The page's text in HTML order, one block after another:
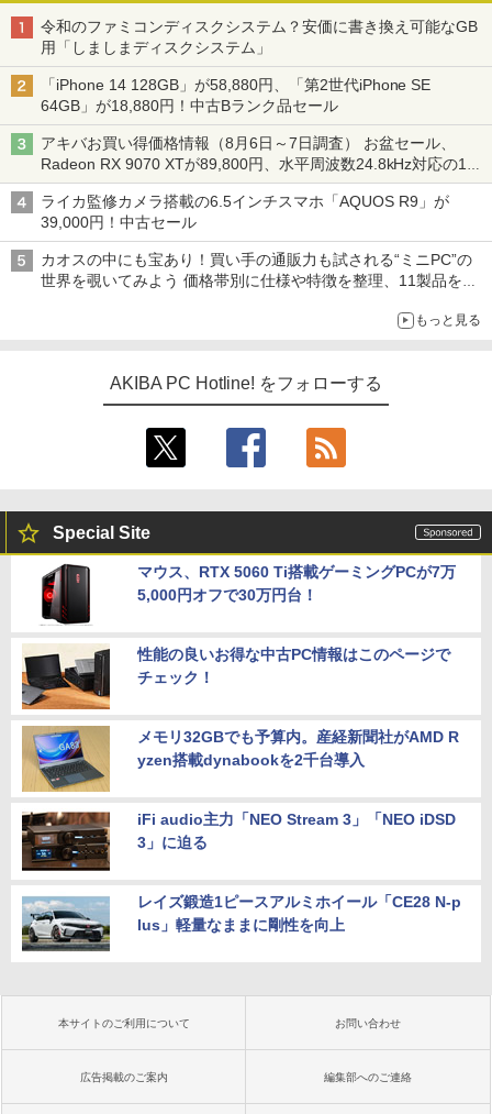
令和のファミコンディスクシステム？安価に書き換え可能なGB
用「しましまディスクシステム」
「iPhone 14 128GB」が58,880円、「第2世代iPhone SE
64GB」が18,880円！中古Bランク品セール
アキバお買い得価格情報（8月6日～7日調査） お盆セール、
Radeon RX 9070 XTが89,800円、水平周波数24.8kHz対応の17
型モニターが9,801円、暑さ指数連動セール ほか
ライカ監修カメラ搭載の6.5インチスマホ「AQUOS R9」が
39,000円！中古セール
カオスの中にも宝あり！買い手の通販力も試される“ミニPC”の
世界を覗いてみよう 価格帯別に仕様や特徴を整理、11製品をピ
もっと見る
AKIBA PC Hotline! をフォローする
Special Site
マウス、RTX 5060 Ti搭載ゲーミングPCが7万
5,000円オフで30万円台！
性能の良いお得な中古PC情報はこのページで
チェック！
メモリ32GBでも予算内。産経新聞社がAMD R
yzen搭載dynabookを2千台導入
iFi audio主力「NEO Stream 3」「NEO iDSD
3」に迫る
レイズ鍛造1ピースアルミホイール「CE28 N-p
lus」軽量なままに剛性を向上
本サイトのご利用について お問い合わせ
広告掲載のご案内 編集部へのご連絡